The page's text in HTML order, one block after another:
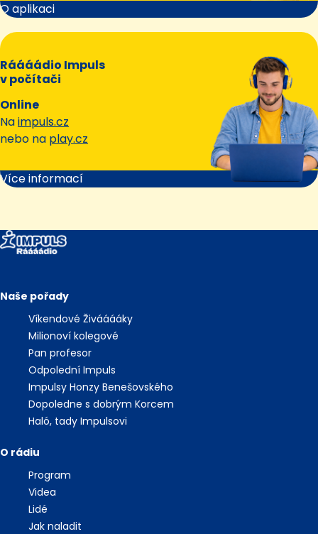
O aplikaci
Ráááádio Impuls
v počítači
Online
Naimpuls.cz
nebo na play.cz
Více informací
Naše pořady
Víkendové Živááááky
Milionoví kolegové
Pan profesor
Odpolední Impuls
Impulsy Honzy Benešovského
Dopoledne s dobrým Korcem
Haló, tady Impulsovi
O rádiu
Program
Videa
Lidé
Jak naladit